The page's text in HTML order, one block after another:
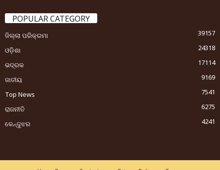
POPULAR CATEGORY
ଜିଲ୍ଲା ପରିକ୍ରମା
39157
ଓଡ଼ିଶା
24318
ଭଦ୍ରକ
17114
ଜାତୀୟ
9169
Top News
7541
ରାଜନୀତି
6275
କେନ୍ଦୁଝର
4241